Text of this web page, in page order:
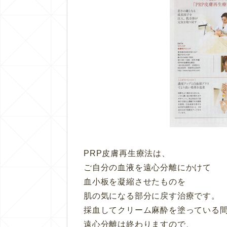
PRP皮膚再生療法は、
ご自分の血液を遠心分離にかけて
血小板を凝縮させたものを
肌の気になる部分に戻す治療です。
採血してクリーム麻酔を塗っている
遠心分離は終わりますので、